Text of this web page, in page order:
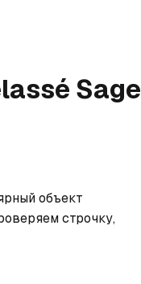
Sage
объект
строчку,